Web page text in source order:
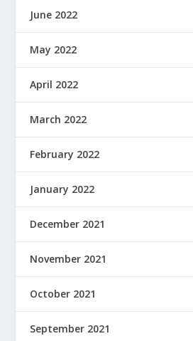
June 2022
May 2022
April 2022
March 2022
February 2022
January 2022
December 2021
November 2021
October 2021
September 2021